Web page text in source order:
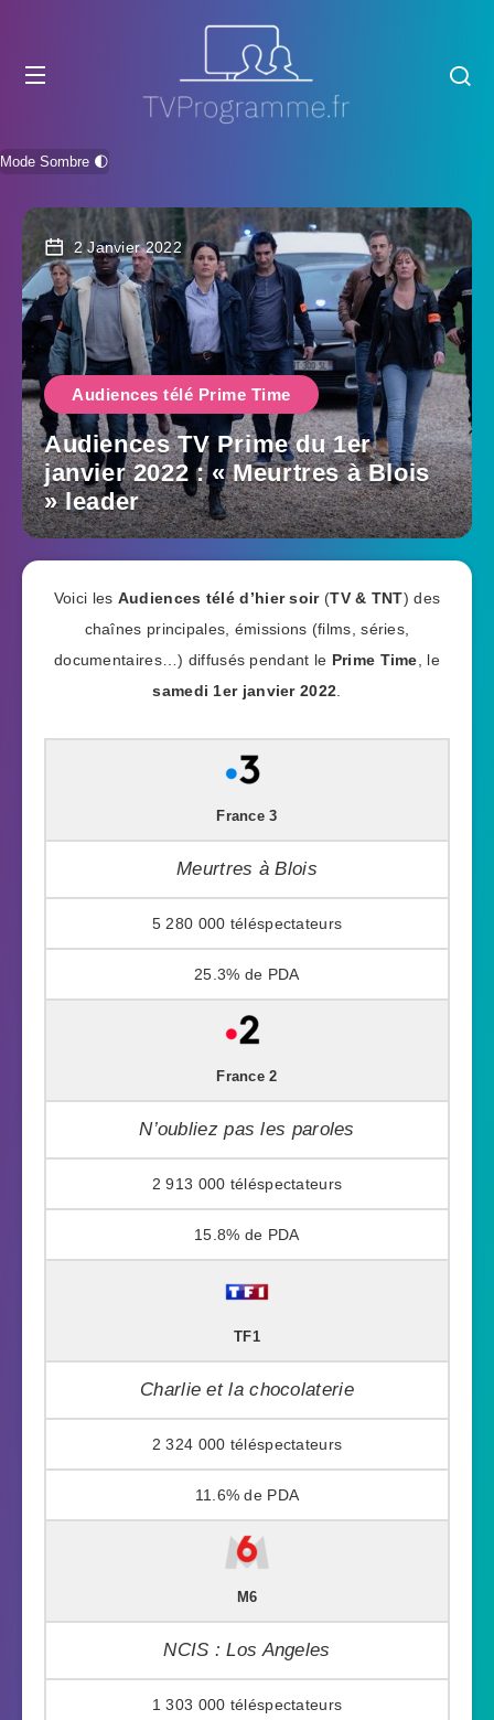
Mode Sombre 🌓
2 Janvier 2022
Audiences télé Prime Time
Audiences TV Prime du 1er
janvier 2022 : « Meurtres à Blois
» leader
Voici les Audiences télé d’hier soir (TV & TNT) des
chaînes principales, émissions (films, séries,
documentaires…) diffusés pendant le Prime Time , le
samedi 1er janvier 2022
France 3
Meurtres à Blois
5 280 000
25.3%
France 2
N’oubliez pas les paroles
2 913 000
15.8%
TF1
Charlie et la chocolaterie
2 324 000
11.6%
M6
NCIS : Los Angeles
1 303 000